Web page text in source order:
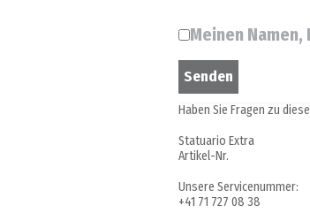
Meinen
Haben Sie Fragen zu
Statuario Extra
Artikel-Nr.
Unsere Servicenummer:
+41 71 727 08 38